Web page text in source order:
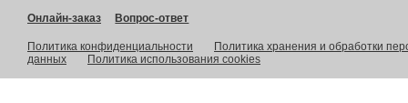
Онлайн-заказ Вопрос-ответ
Политика конфиденциальности
Политика хранения и обработки
данных
Политика использования cookies